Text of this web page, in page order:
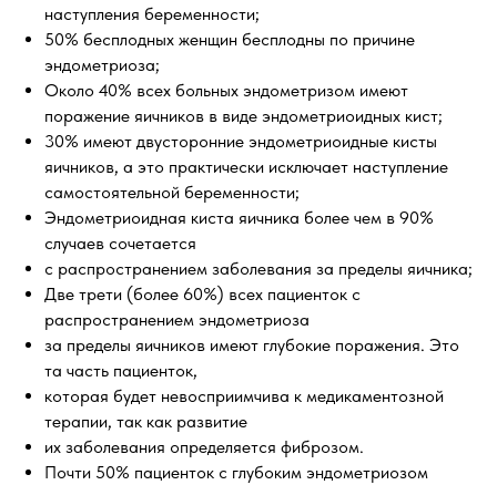
наступления беременности;
50% бесплодных женщин бесплодны по причине
эндометриоза;
Около 40% всех больных эндометризом имеют
поражение яичников в виде эндометриоидных кист;
30% имеют двусторонние эндометриоидные кисты
яичников, а это практически исключает наступление
самостоятельной беременности;
Эндометриоидная киста яичника более чем в 90%
случаев сочетается
с распространением заболевания за пределы яичника;
Две трети (более 60%) всех пациенток с
распространением эндометриоза
за пределы яичников имеют глубокие поражения. Это
та часть пациенток,
которая будет невосприимчива к медикаментозной
терапии, так как развитие
их заболевания определяется фиброзом.
Почти 50% пациенток с глубоким эндометриозом